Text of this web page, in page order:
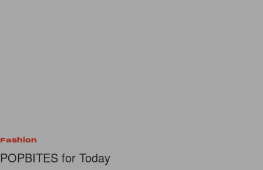
Fashion
POPBITES for Today